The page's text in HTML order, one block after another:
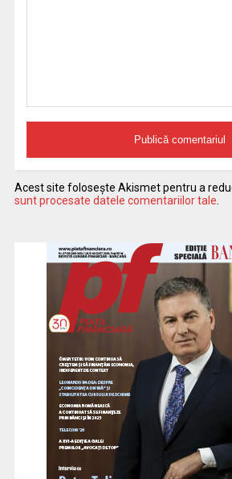
Acest site folosește Akismet pentru a
sunt procesate datele comentariilor tale